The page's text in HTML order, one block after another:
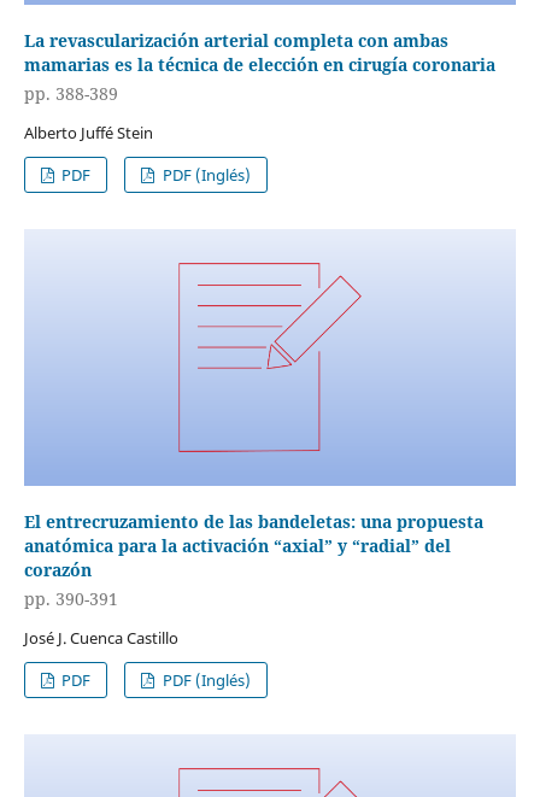
La revascularización arterial completa con ambas
mamarias es la técnica de elección en cirugía coronaria
pp. 388-389
Alberto Juffé Stein
PDF
PDF (Inglés)
El entrecruzamiento de las bandeletas: una propuesta
anatómica para la activación “axial” y “radial” del
corazón
pp. 390-391
José J. Cuenca Castillo
PDF
PDF (Inglés)